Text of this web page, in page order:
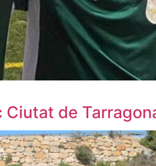
Ciutat de